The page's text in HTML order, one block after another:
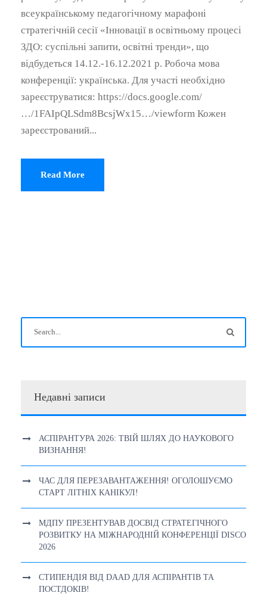
всеукраїнському педагогічному марафоні
стратегічній сесії «Інновації в освітньому процесі
ЗДО: суспільні запити, освітні тренди», що
відбудеться 14.12.-16.12.2021 р. Робоча мова
конференції: українська. Для участі необхідно
зареєструватися: https://docs.google.com/
…/1FAIpQLSdm8BcsjWx15…/viewform Кожен
зареєстрований...
Read More
Недавні записи
АСПІРАНТУРА 2026: ТВІЙ ШЛЯХ ДО НАУКОВОГО
ВИЗНАННЯ!
ЧАС ДЛЯ ПЕРЕЗАВАНТАЖЕННЯ! ОГОЛОШУЄМО
СТАРТ ЛІТНІХ КАНІКУЛ!
МДПУ ПРЕЗЕНТУВАВ ДОСВІД СТРАТЕГІЧНОГО
РОЗВИТКУ НА МІЖНАРОДНІЙ КОНФЕРЕНЦІЇ DISCO
2026
СТИПЕНДІЯ ВІД DAAD ДЛЯ АСПІРАНТІВ ТА
ПОСТДОКІВ!